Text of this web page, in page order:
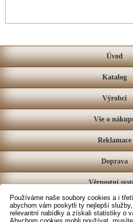
Používáme naše soubory cookies a i
abychom vám poskytli ty nejlepší
relevantní nabídky a získali statistiky o
Úvod
Katalog
Výrobci
Vše o
Reklamace
Doprava
Věrnostní
Prodejna